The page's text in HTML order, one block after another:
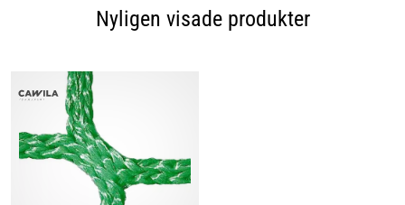
Nyligen visade produkter